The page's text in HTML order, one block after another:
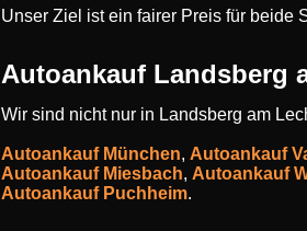
Unser Ziel ist ein fairer Preis für beide
Autoankauf Landsberg
Wir sind nicht nur in Landsberg am
Autoankauf München, Autoankauf
Autoankauf Miesbach, Autoankauf
Autoankauf Puchheim.